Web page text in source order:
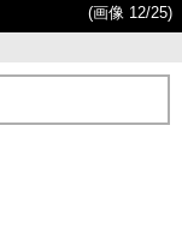
(画像 12/25)